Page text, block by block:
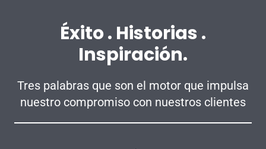
Éxito . Historias .
Inspiración.
Tres palabras que son el motor que impulsa
nuestro compromiso con nuestros clientes